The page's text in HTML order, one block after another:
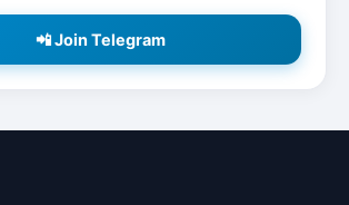
📲 Join Telegram